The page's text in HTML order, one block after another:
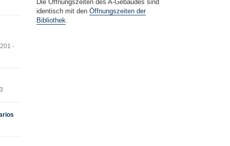
-
Die Öffnungszeiten des A-Gebäudes sind
identisch mit den Öffnungszeiten der
Bibliothek.